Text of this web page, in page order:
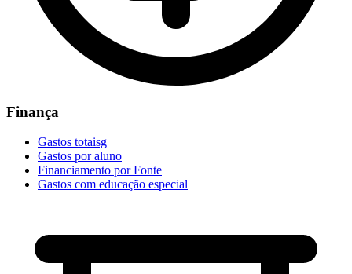
Finança
Gastos totaisg
Gastos por aluno
Financiamento por Fonte
Gastos com educação especial